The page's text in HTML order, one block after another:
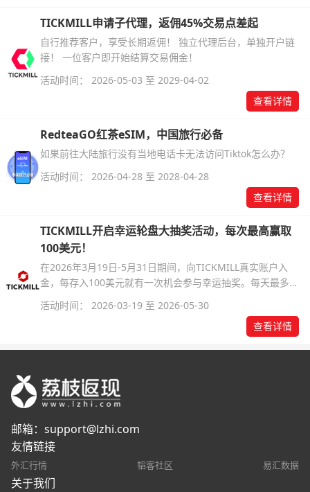
TICKMILL申请子代理，返佣45%交易点差起
自行推荐客户，享受长期返佣！ 独立代理后台，单独开户链
接！ 一位客户即开始结算交易佣金！
活动时间： 2026-05-03 至 2029-04-02
查看详情
RedteaGO红茶eSIM，中国旅行必备
如果前往大陆旅行没有当地电话卡无法访问Tiktok怎么办？
活动时间： 2026-04-28 至 2028-04-28
查看详情
TICKMILL开启幸运轮盘大抽奖活动，每次最高赢取
100美元！
在2026年3月19日-5月31日期间，向TICKMILL真实账户入
金，每存入100美元就有一次机会参与幸运抽奖。每天最多可
获得10次抽奖机会，赢取现金奖励!
活动时间： 2026-03-19 至 2026-05-30
查看详情
邮箱： support@lzhi.com
友情链接
外汇行情 韬客社区 易汇数据
关于我们